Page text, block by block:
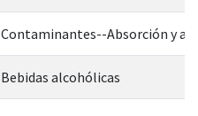
Contaminantes--Absorción y
Bebidas alcohólicas